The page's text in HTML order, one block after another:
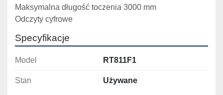
Maksymalna długość toczenia 3000 mm
Odczyty cyfrowe
Specyfikacje
Model RT811F1
Stan Używane